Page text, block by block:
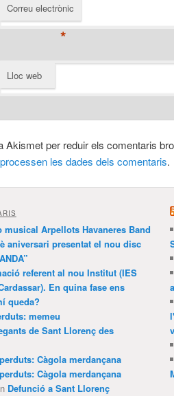
Correu electrònic
*
Lloc web
Akismet per reduir els comentaris
les dades dels comentaris.
musical Arpellots Havaneres Band
aniversari presentat el nou disc
referent al nou Institut (IES
En quina fase ens
queda?
memeu
de Sant Llorenç des
Càgola merdançana
Càgola merdançana
Defunció a Sant Llorenç